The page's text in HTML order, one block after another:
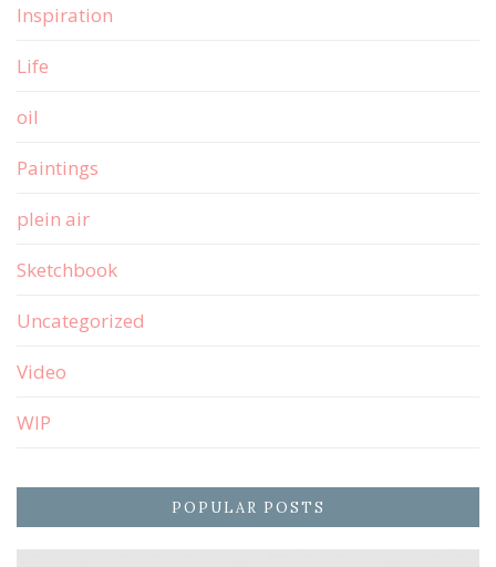
Inspiration
Life
oil
Paintings
plein air
Sketchbook
Uncategorized
Video
WIP
POPULAR POSTS